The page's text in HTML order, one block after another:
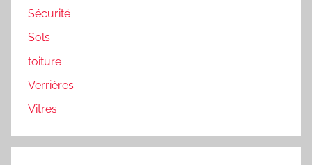
Sécurité
Sols
toiture
Verrières
Vitres